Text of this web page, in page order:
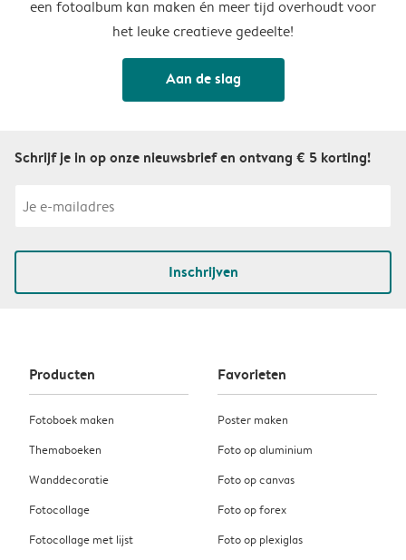
een fotoalbum kan maken én meer tijd overhoudt voor
het leuke creatieve gedeelte!
Aan de slag
Schrijf je in op onze nieuwsbrief en ontvang € 5 korting!
Inschrijven
Producten
Fotoboek maken
Themaboeken
Wanddecoratie
Fotocollage
Fotocollage met lijst
Favorieten
Poster maken
Foto op aluminium
Foto op canvas
Foto op forex
Foto op plexiglas